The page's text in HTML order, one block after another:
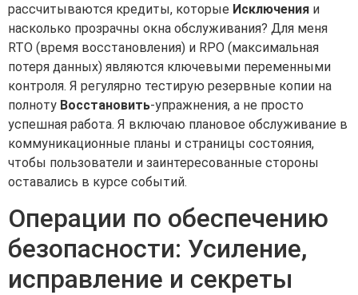
рассчитываются кредиты, которые Исключения и
насколько прозрачны окна обслуживания? Для меня
RTO (время восстановления) и RPO (максимальная
потеря данных) являются ключевыми переменными
контроля. Я регулярно тестирую резервные копии на
полноту Восстановить-упражнения, а не просто
успешная работа. Я включаю плановое обслуживание в
коммуникационные планы и страницы состояния,
чтобы пользователи и заинтересованные стороны
оставались в курсе событий.
Операции по обеспечению
безопасности: Усиление,
исправление и секреты